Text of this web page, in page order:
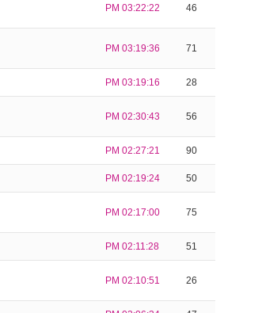
PM 03:22:22 46
PM 03:19:36 71
PM 03:19:16 28
PM 02:30:43 56
PM 02:27:21 90
PM 02:19:24 50
PM 02:17:00 75
PM 02:11:28 51
PM 02:10:51 26